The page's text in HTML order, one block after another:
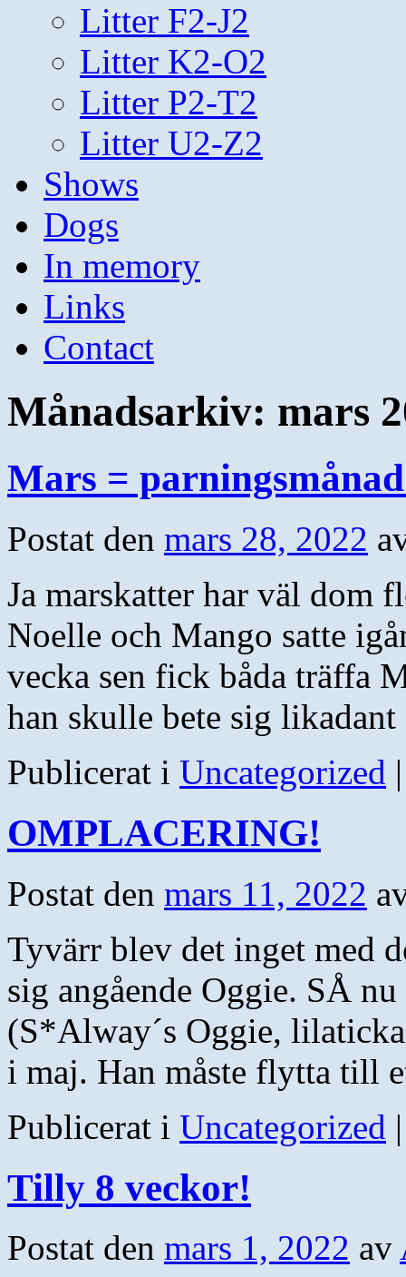
Litter F2-J2
Litter K2-O2
Litter P2-T2
Litter U2-Z2
Shows
Dogs
In memory
Links
Contact
Månadsarkiv: mars
Mars =
Postat den mars 28, 2022
Ja marskatter har väl dom
Noelle och Mango satte
vecka sen fick båda träffa
han skulle bete sig
Publicerat i Uncategorized |
OMPLACERING!
Postat den mars 11, 2022
Tyvärr blev det inget med
sig angående Oggie. SÅ
(S*Alway´s Oggie,
i maj. Han måste flytta
Publicerat i Uncategorized |
Tilly 8 veckor!
Postat den mars 1, 2022 av